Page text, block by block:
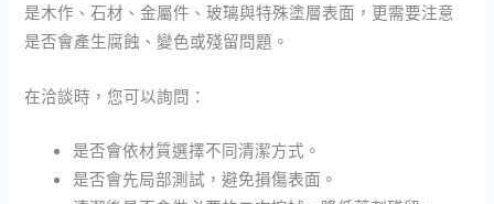
是木作、石材、金屬件、玻璃與特殊塗層表面，更需要注意
是否會產生腐蝕、變色或殘留問題。
在洽談時，您可以詢問：
是否會依材質選擇不同清潔方式。
是否會先局部測試，避免損傷表面。